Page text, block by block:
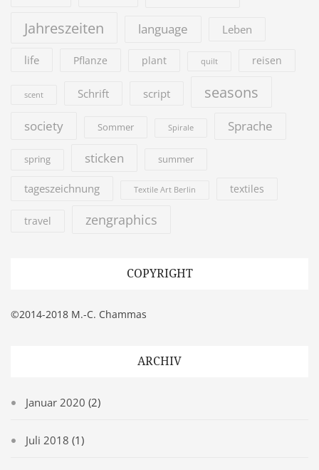
Jahreszeiten language Leben
life Pflanze plant quilt reisen
scent Schrift script seasons
society Sommer Spirale Sprache
spring sticken summer
tageszeichnung Textile Art Berlin textiles
travel zengraphics
COPYRIGHT
©2014-2018 M.-C. Chammas
ARCHIV
Januar 2020 (2)
Juli 2018 (1)